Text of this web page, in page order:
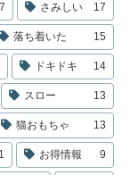
さみしい 17
落ち着いた 15
ドキドキ 14
スロー 13
猫おもちゃ 13
お得情報 9